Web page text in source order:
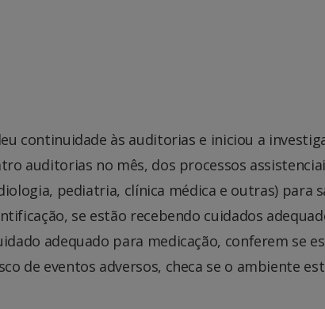
continuidade às auditorias e iniciou a
auditorias no mês, dos processos
pediatria, clínica médica e outras) para
se estão recebendo cuidados
adequado para medicação, conferem se
de eventos adversos, checa se o ambiente